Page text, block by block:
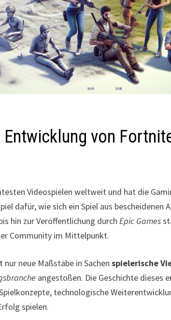
Entwicklung von
Videospielen weltweit und hat die
dafür, wie sich ein Spiel aus bescheidenen
hin zur Veröffentlichung durchEpic Games
Community im Mittelpunkt.
neue Maßstäbe in Sachenspielerische
angestoßen. Die Geschichte dieses
technologische
spielen.